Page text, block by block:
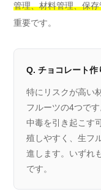
管理、材料管理、保
重要です。
Q. チョコレート作
特にリスクが高い
フルーツの4つで
中毒を引き起こす
殖しやすく、生フ
進します。いずれ
です。